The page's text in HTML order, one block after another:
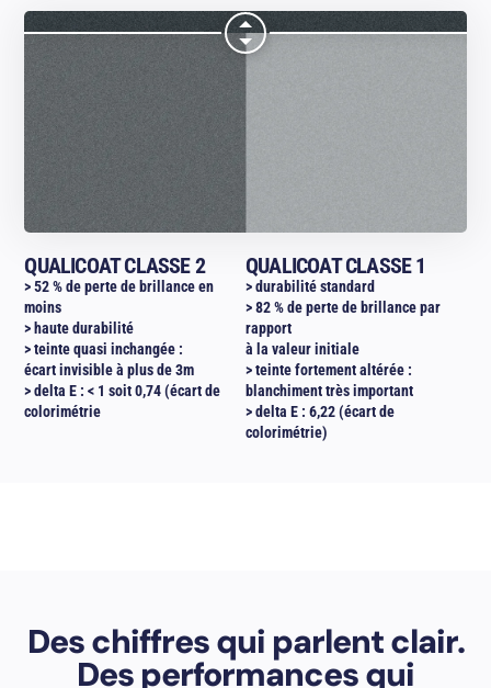
QUALICOAT CLASSE 2
> 52 % de perte de brillance en
moins
> haute durabilité
> teinte quasi inchangée :
écart invisible à plus de 3m
> delta E : < 1 soit 0,74 (écart de
colorimétrie
QUALICOAT CLASSE 1
> durabilité standard
> 82 % de perte de brillance par
rapport
à la valeur initiale
> teinte fortement altérée :
blanchiment très important
> delta E : 6,22 (écart de
colorimétrie)
Des chiffres qui parlent clair.
Des performances qui